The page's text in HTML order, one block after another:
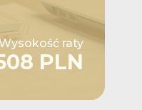
raty
PLN